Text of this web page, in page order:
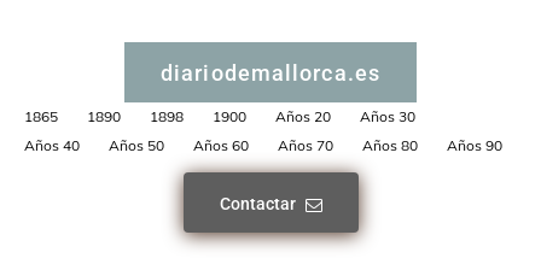
diariodemallorca.es
1865 1890 1898 1900 Años 20
Años 30
Años 40
Años 50 Años 60 Años 70 Años 80 Años 90
Contactar